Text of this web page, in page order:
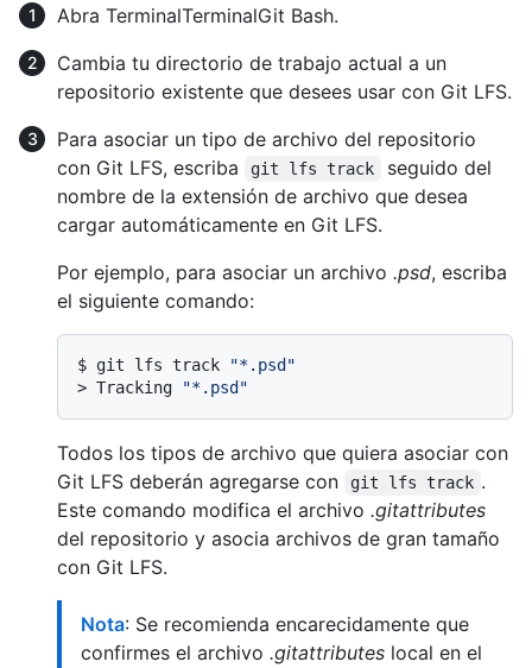
Abra TerminalTerminalGit Bash.
Cambia tu directorio de trabajo actual a un
repositorio existente que desees usar con Git LFS.
Para asociar un tipo de archivo del repositorio
con Git LFS, escriba
git lfs track
seguido del
nombre de la extensión de archivo que desea
cargar automáticamente en Git LFS.
Por ejemplo, para asociar un archivo .psd, escriba
el siguiente comando:
$ git lfs track
"*.psd"
> Tracking "*.psd"
Todos los tipos de archivo que quiera asociar con
Git LFS deberán agregarse con
git lfs track .
Este comando modifica el archivo .gitattributes
del repositorio y asocia archivos de gran tamaño
con Git LFS.
Nota: Se recomienda encarecidamente que
confirmes el archivo .gitattributes local en el